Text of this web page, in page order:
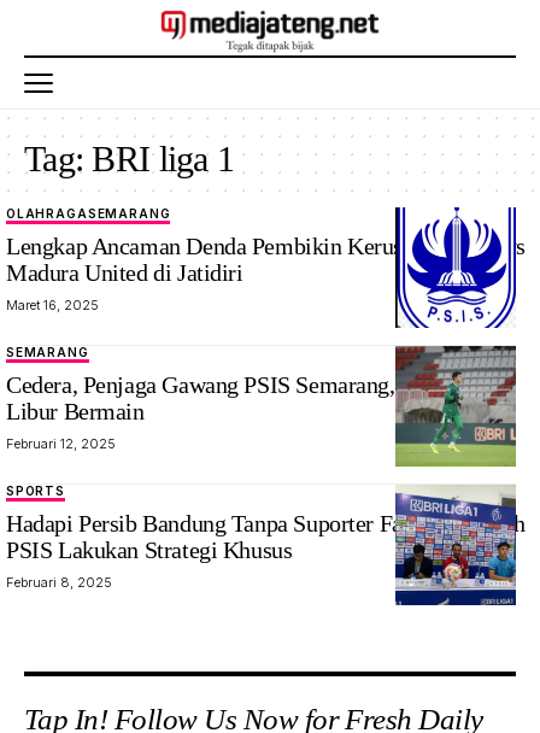
Tag:BRI liga 1
OLAHRAGASEMARANG
Lengkap Ancaman Denda Pembikin Kerusuhan PSIS vs
Madura United di Jatidiri
Maret 16, 2025
Penjaga
gawang PSIS
Semarang Adi
Satryo
SEMARANG
Cedera, Penjaga Gawang PSIS Semarang, Adi Satryo
Libur Bermain
Februari 12, 2025
SPORTS
Hadapi Persib Bandung Tanpa Suporter Fanatik. Pelatih
PSIS Lakukan Strategi Khusus
Februari 8, 2025
Tap In! Follow Us Now for Fresh Daily